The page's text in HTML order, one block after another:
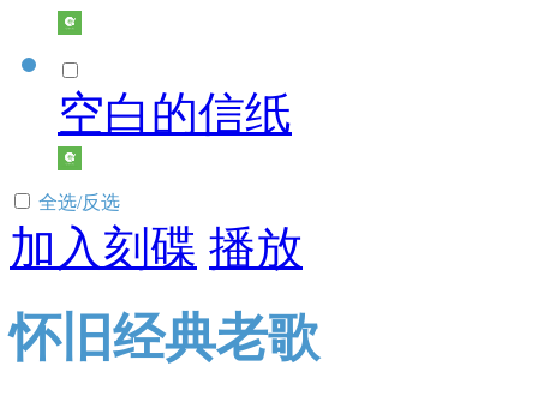
空白的信纸
全选/反选
加入刻碟 播放
怀旧经典老歌